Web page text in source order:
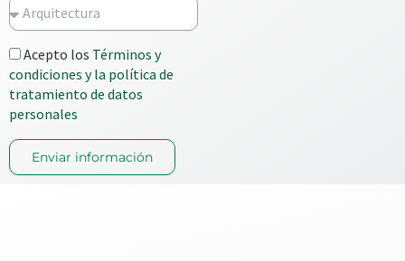
Acepto los Términos y
condiciones y la política de
tratamiento de datos
personales
Enviar información